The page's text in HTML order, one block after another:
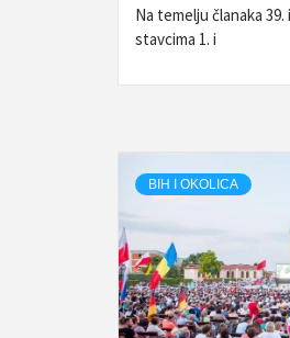
Na temelju članaka 39.
stavcima 1. i
BIH I OKOLICA